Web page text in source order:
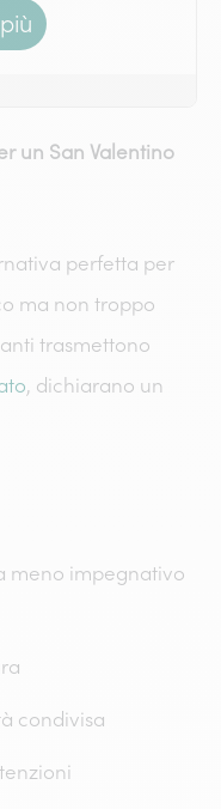
un San Valentino
perfetta per
ma non troppo
trasmettono
, dichiarano un
meno impegnativo
condivisa